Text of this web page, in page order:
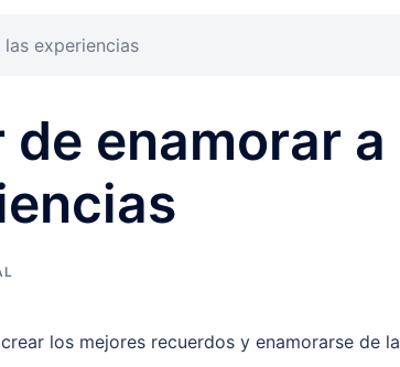
experiencias
enamorar a
los mejores recuerdos y enamorarse de la